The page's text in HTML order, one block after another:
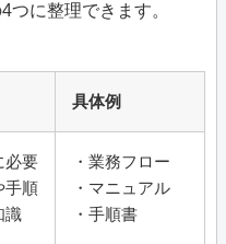
に整理できます。
具体例
必要
手順
識
・業務フロー
・マニュアル
・手順書